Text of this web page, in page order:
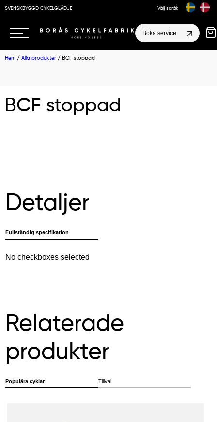
SVENSKBYGGD CYKELGLÄDJE Välj språk
Boka service
Hem / Alla produkter / BCF stoppad
BCF stoppad
Detaljer
Fullständig specifikation
No checkboxes selected
Relaterade
produkter
Populära cyklar Tillval